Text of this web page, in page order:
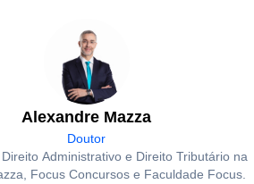
Alexandre Mazza
Doutor
Administrativo e Direito Tributário na
Focus Concursos e Faculdade Focus.